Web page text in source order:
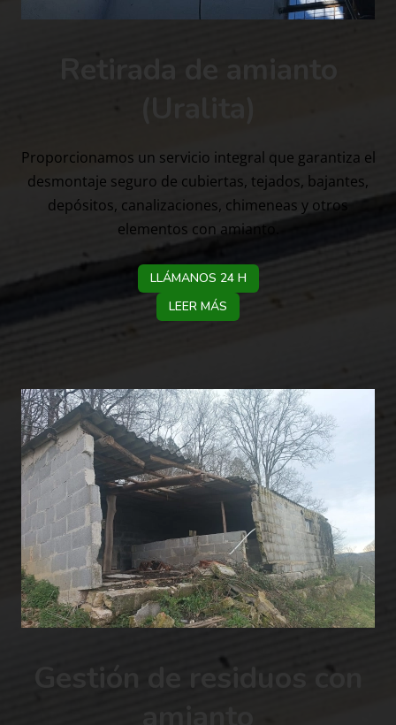
Retirada de amianto
Proporcionamos un servicio integral que garantiza el
desmontaje seguro de cubiertas, tejados, bajantes,
depósitos, canalizaciones, chimeneas y otros
elementos con amianto.
LLÁMANOS 24 H
LEER MÁS
Gestión de residuos con